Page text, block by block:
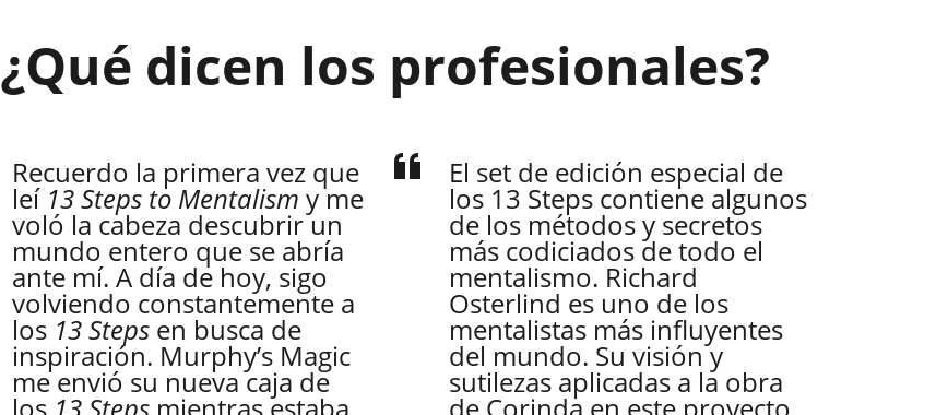
¿Qué dicen los profesionales?
Recuerdo la primera vez que
leí 13 Steps to Mentalism y me
voló la cabeza descubrir un
mundo entero que se abría
ante mí. A día de hoy, sigo
volviendo constantemente a
los 13 Steps en busca de
inspiración. Murphy’s Magic
me envió su nueva caja de
los 13 Steps mientras estaba
El set de edición especial de
los 13 Steps contiene algunos
de los métodos y secretos
más codiciados de todo el
mentalismo. Richard
Osterlind es uno de los
mentalistas más influyentes
del mundo. Su visión y
sutilezas aplicadas a la obra
de Corinda en este proyecto